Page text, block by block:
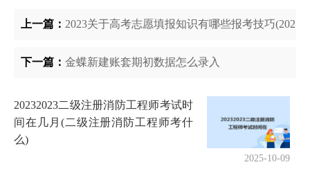
上一篇： 2023关于高考志愿填报知识有哪些报考技巧(2021
下一篇： 金蝶新建账套期初数据怎么录入
20232023二级注册消防工程师考试时
间在几月(二级注册消防工程师考什
么)
2025-10-09